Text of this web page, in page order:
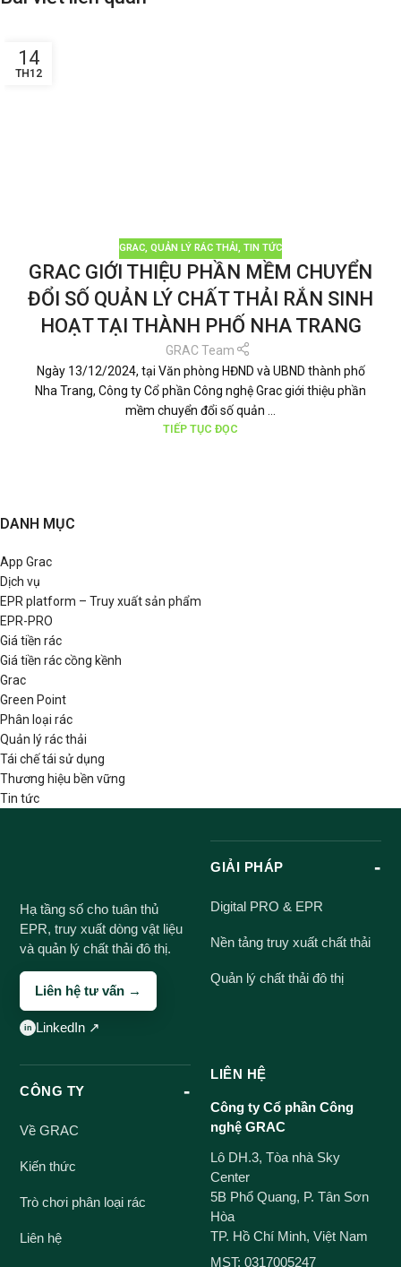
14
TH12
GRAC, QUẢN LÝ RÁC THẢI, TIN TỨC
GRAC GIỚI THIỆU PHẦN MỀM CHUYỂN
ĐỔI SỐ QUẢN LÝ CHẤT THẢI RẮN SINH
HOẠT TẠI THÀNH PHỐ NHA TRANG
GRAC Team
Ngày 13/12/2024, tại Văn phòng HĐND và UBND thành phố
Nha Trang, Công ty Cổ phần Công nghệ Grac giới thiệu phần
mềm chuyển đổi số quản ...
TIẾP TỤC ĐỌC
DANH MỤC
App Grac
Dịch vụ
EPR platform – Truy xuất sản phẩm
EPR-PRO
Giá tiền rác
Giá tiền rác cồng kềnh
Grac
Green Point
Phân loại rác
Quản lý rác thải
Tái chế tái sử dụng
Thương hiệu bền vững
Tin tức
Hạ tầng số cho tuân thủ
EPR, truy xuất dòng vật liệu
và quản lý chất thải đô thị.
Liên hệ tư vấn →
LinkedIn ↗
GIẢI PHÁP
Digital PRO & EPR
Nền tảng truy xuất chất thải
Quản lý chất thải đô thị
CÔNG TY
Về GRAC
Kiến thức
Trò chơi phân loại rác
Liên hệ
LIÊN HỆ
Công ty Cổ phần Công
nghệ GRAC
Lô DH.3, Tòa nhà Sky
Center
5B Phổ Quang, P. Tân Sơn
Hòa
TP. Hồ Chí Minh, Việt Nam
MST: 0317005247